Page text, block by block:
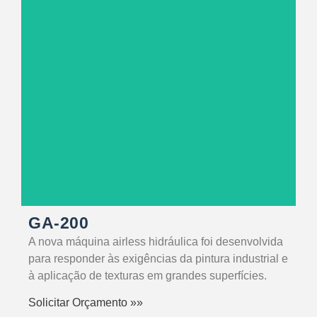
GA-200
A nova máquina airless hidráulica foi desenvolvida
para responder às exigências da pintura industrial e
à aplicação de texturas em grandes superfícies.
Solicitar Orçamento »»